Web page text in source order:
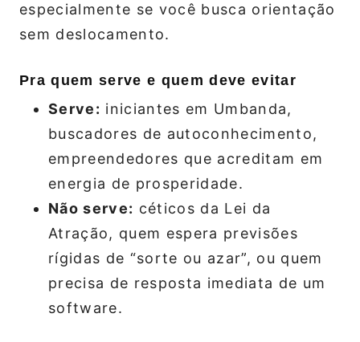
especialmente se você busca orientação
sem deslocamento.
Pra quem serve e quem deve evitar
Serve: iniciantes em Umbanda,
buscadores de autoconhecimento,
empreendedores que acreditam em
energia de prosperidade.
Não serve: céticos da Lei da
Atração, quem espera previsões
rígidas de “sorte ou azar”, ou quem
precisa de resposta imediata de um
software.